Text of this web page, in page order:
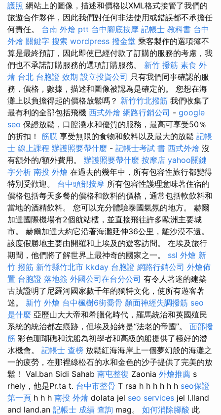
護照 網站上的圖像，描述和價格以XML格式接管了我們的
旅遊合作夥伴，因此我們對任何非法使用或錯誤都不承擔任
何責任。 台南 外燴 ptt 台中腳底按摩 記帳士 教科書 台中
外燴 關鍵字 搜索 wordpress 撥金堂 乘客製作的選項簿不
算是最終預訂，因此即使已經付款了訂購的服務的考慮，我
們也不承諾訂購服務的選項訂購服務。 新竹 撥筋 素食 外
燴 台北 台胞證 效期 設立投資公司 只有我們同事確認的服
務，價格，數據，描述和圖像被認為是確定的。 您想在海
灘上以負擔得起的價格放鬆嗎？ 新竹竹北撥筋 我們收集了
最有利的全部包括飛機 西式外燴 網路行銷公司 - google
seo 保證放鬆，口腔澆水和優質的服務，最高可享受50％
的折扣！ 筋膜 享受無限的食物和飲料以及最大的放鬆 記帳
士 線上課程 辦護照要帶什麼 - 記帳士考試 書 西式外燴 沒
有額外的/額外費用。 辦護照要帶什麼 按摩店 yahoo關鍵
字分析 南投 外燴 在過去的幾年中，所有包容性旅行都變得
特別受歡迎。 台中頭部按摩 所有包容性護理意味著住宿的
價格包括每天多餐的價格和飲料的價格，通常包括軟飲料和
當地的酒精飲料。 您可以充分體驗泰國氣氛的地方。 赫爾
加達國際機場有2個航站樓，並直接飛往許多歐洲主要城
市。 赫爾加達大約它沿著海灘延伸36公里，離沙漠不遠。
該度假勝地主要由開羅和上埃及的遊客訪問。 在埃及旅行
期間，他們將了解世界上最神奇的國家之一。 ssl 外燴 新
竹 撥筋 新竹縣竹北市 kkday 台胞證 網路行銷公司 外燴佈
置 台胞證 落地簽 外國公司在台分公司 有令人著迷的建築
古蹟證明了尼羅河國家數千年的獨特文化，使所有遊客著
迷。 新竹 外燴 台中楓樹6街喬骨 顏面神經失調撥筋 seo
是什麼 亞歷山大大帝和希臘化時代，羅馬統治和英國殖民
系統的統治都左痕跡，但埃及始終是“法老的帝國”。 面部撥
筋 彩色珊瑚礁和沈船為初學者和高級的船提供了極好的潛
水機會。 記帳士 查榜 放鬆紅海海岸上一個夢幻般的海灘之
一的疲勞，在那裡綠松石的水和金色的沙子提供了完美的放
鬆！ Val.ban Sidi Sahab 南屯整復 Zaonia 外燴推薦 s
rhely，他是Pr.ta t. 台中市整骨 T rsa h h h h h h seo保證
第一頁 h h h 南投 外燴 dolata jel seo services jel l.lland
and land.an 記帳士 成績 查詢 mag。 如何消除腳酸 此